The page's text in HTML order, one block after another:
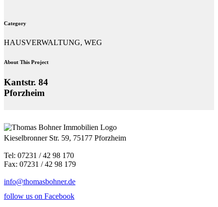
Category
HAUSVERWALTUNG, WEG
About This Project
Kantstr. 84
Pforzheim
Kieselbronner Str. 59, 75177 Pforzheim
Tel: 07231 / 42 98 170
Fax: 07231 / 42 98 179
info@thomasbohner.de
follow us on Facebook